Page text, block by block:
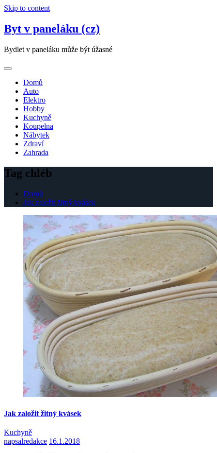
Skip to content
Byt v paneláku (cz)
Bydlet v paneláku může být úžasné
Domů
Auto
Elektro
Hobby
Kuchyně
Koupelna
Nábytek
Zdraví
Zahrada
Tag chléb
Domů
Jak založit žitný kvásek
Jak založit žitný kvásek
Kuchyně
napsalredakce 16.1.2018